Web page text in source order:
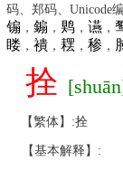
码、郑码、Unicode
䦂 ， 䥇 ， 䴗， 䜩，
䁖， 䙡， 䎬 ， 䅟，
拴
【繁体】:拴
【基本解释】: